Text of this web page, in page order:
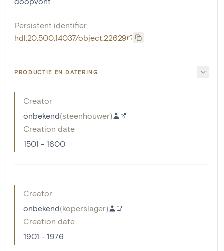
Persistent identifier
hdl:20.500.14037/object.22629
PRODUCTIE EN DATERING
Creator
onbekend(steenhouwer)
Creation date
1501 - 1600
Creator
onbekend(koperslager)
Creation date
1901 - 1976